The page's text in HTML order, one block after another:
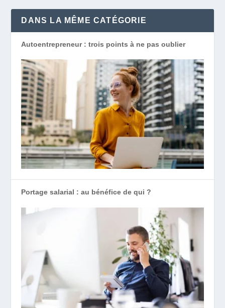
DANS LA MÊME CATÉGORIE
Autoentrepreneur : trois points à ne pas oublier
Portage salarial : au bénéfice de qui ?